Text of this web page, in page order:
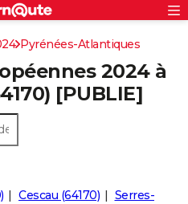
Rechercher
Pyrénées-Atlantiques
2024 à
[PUBLIE]
Cescau (64170)
Serres-